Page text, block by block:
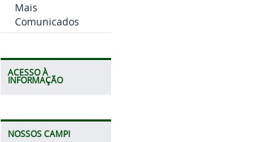
Mais
Comunicados
ACESSO À
INFORMAÇÃO
NOSSOS CAMPI